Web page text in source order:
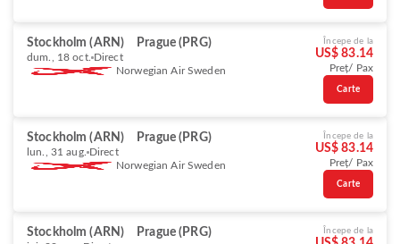
Stockholm (ARN) Prague (PRG)
dum., 18 oct. Direct
Norwegian Air Sweden
Începe de la
US$ 83.14
Preț/ Pax
Carte
Stockholm (ARN) Prague (PRG)
lun., 31 aug. Direct
Norwegian Air Sweden
Începe de la
US$ 83.14
Preț/ Pax
Carte
Stockholm (ARN) Prague (PRG) Începe de la